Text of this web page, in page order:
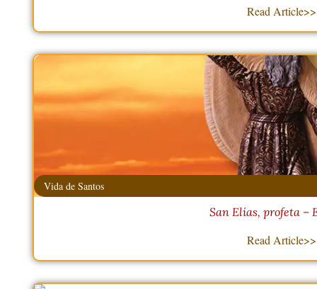
Read Article>>
Vida de Santos
San Elías, profeta –
Read Article>>